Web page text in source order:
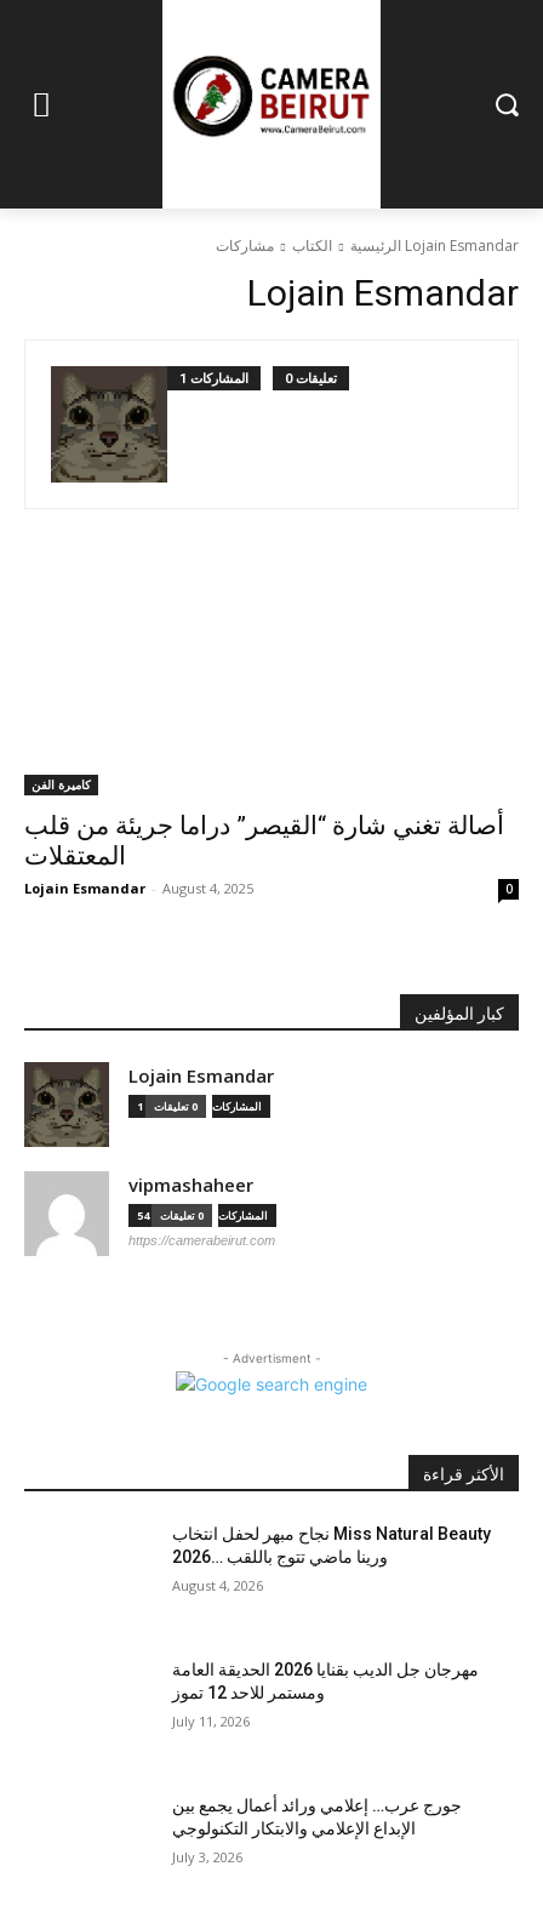
الرئيسية الكتاب مشاركات Lojain Esmandar
Lojain Esmandar
1 المشاركات 0 تعليقات
كاميرة الفن
أصالة تغني شارة “القيصر” دراما جريئة من قلب
المعتقلات
Lojain Esmandar - August 4, 2025 0
كبار المؤلفين
Lojain Esmandar
1 المشاركات 0 تعليقات
vipmashaheer
54 المشاركات 0 تعليقات
https://camerabeirut.com
- Advertisment -
الأكثر قراءة
نجاح مبهر لحفل انتخاب Miss Natural Beauty
2026… ورينا ماضي تتوج باللقب
August 4, 2026
مهرجان جل الديب بقنايا 2026 الحديقة العامة
ومستمر للاحد 12 تموز
July 11, 2026
جورج عرب… إعلامي ورائد أعمال يجمع بين
الإبداع الإعلامي والابتكار التكنولوجي
July 3, 2026